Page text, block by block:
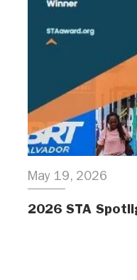
May 19, 2026
2026 STA